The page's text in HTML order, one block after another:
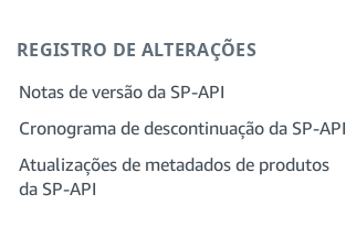
Etapa 3: criar um perfil de
desenvolvedor
Etapa 4: registrar um aplicativo
sandbox
Etapa 5: fazer sua primeira chamada
provedor de serviços
Etapa 2: crie uma conta no Portal do
provedor de soluções para sua empresa
Etapa 3: verifique sua identidade
Etapa 4: preencha o perfil de serviços
API
provedor de soluções
REGISTRO DE ALTERAÇÕES
Notas de versão da SP-API
Cronograma de descontinuação da SP-API
Atualizações de metadados de produtos
da SP-API